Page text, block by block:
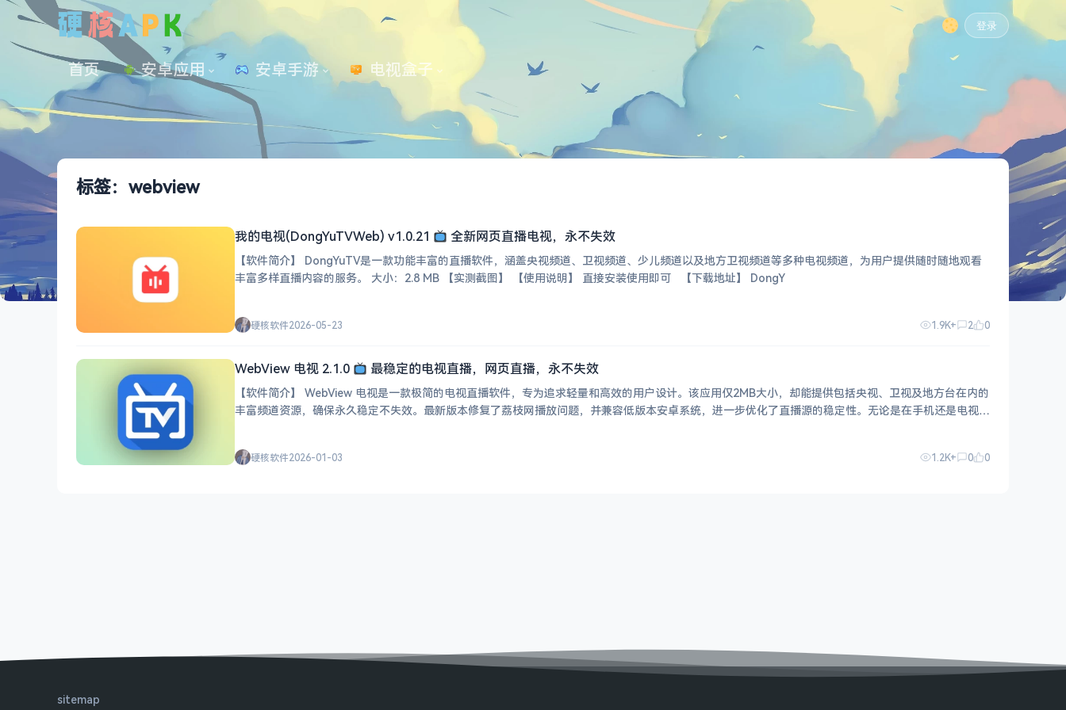
登录
首页 安卓应用 安卓手游 电视盒子
标签：webview
我的电视(DongYuTVWeb) v1.0.21 全新网页直播电视，永不失效
【软件简介】 DongYuTV是一款功能丰富的直播软件，涵盖央视频道、卫视频道、少儿频道以及地方卫视频道等多种电视频道，为用户提供随时随地观看
丰富多样直播内容的服务。 大小：2.8 MB 【实测截图】 【使用说明】 直接安装使用即可 【下载地址】 DongY
硬核软件2026-05-23 1.9K+ 2 0
WebView 电视 2.1.0 最稳定的电视直播，网页直播，永不失效
【软件简介】 WebView 电视是一款极简的电视直播软件，专为追求轻量和高效的用户设计。该应用仅2MB大小，却能提供包括央视、卫视及地方台在内的
丰富频道资源，确保永久稳定不失效。最新版本修复了荔枝网播放问题，并兼容低版本安卓系统，进一步优化了直播源的稳定性。无论是在手机还是电视上
硬核软件2026-01-03 1.2K+ 0 0
sitemap